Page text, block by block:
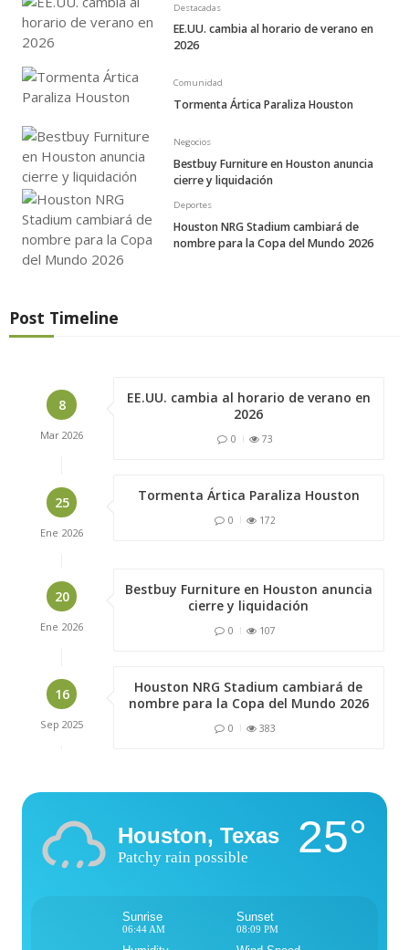
Destacadas
EE.UU. cambia al horario de verano en
2026
Comunidad
Tormenta Ártica Paraliza Houston
Negocios
Bestbuy Furniture en Houston anuncia
cierre y liquidación
Deportes
Houston NRG Stadium cambiará de
nombre para la Copa del Mundo 2026
Post Timeline
8
Mar 2026
EE.UU. cambia al horario de verano en
2026
0 73
25
Ene 2026
Tormenta Ártica Paraliza Houston
0 172
20
Ene 2026
Bestbuy Furniture en Houston anuncia
cierre y liquidación
0 107
16
Sep 2025
Houston NRG Stadium cambiará de
nombre para la Copa del Mundo 2026
0 383
Houston, Texas
Patchy rain possible 25°
Sunrise
06:44 AM
Sunset
08:09 PM